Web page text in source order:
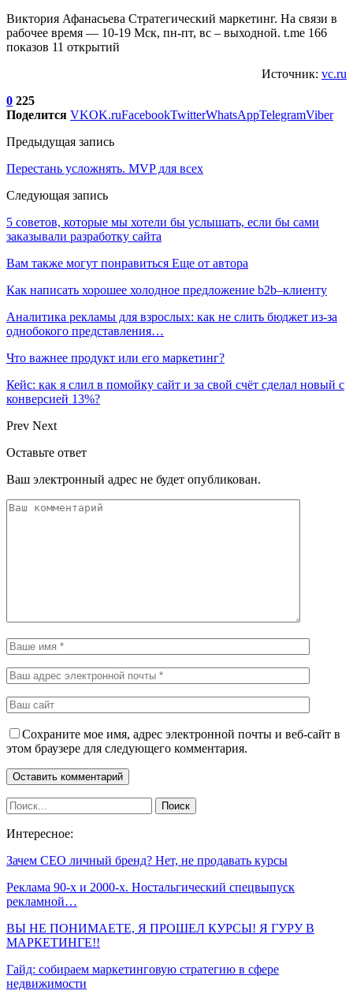
Виктория Афанасьева Стратегический маркетинг. На связи в
рабочее время — 10-19 Мск, пн-пт, вс – выходной. t.me 166
показов 11 открытий
Источник: vc.ru
0 225
Поделится VKOK.ruFacebookTwitterWhatsAppTelegramViber
Предыдущая запись
Перестань усложнять. MVP для всех
Следующая запись
5 советов, которые мы хотели бы услышать, если бы сами
заказывали разработку сайта
Вам также могут понравиться Еще от автора
Как написать хорошее холодное предложение b2b–клиенту
Аналитика рекламы для взрослых: как не слить бюджет из-за
однобокого представления…
Что важнее продукт или его маркетинг?
Кейс: как я слил в помойку сайт и за свой счёт сделал новый с
конверсией 13%?
Prev Next
Оставьте ответ
Ваш электронный адрес не будет опубликован.
Сохраните мое имя, адрес электронной почты и веб-сайт в
этом браузере для следующего комментария.
Интересное:
Зачем CEO личный бренд? Нет, не продавать курсы
Реклама 90-х и 2000-х. Ностальгический спецвыпуск
рекламной…
ВЫ НЕ ПОНИМАЕТЕ, Я ПРОШЕЛ КУРСЫ! Я ГУРУ В
МАРКЕТИНГЕ!!
Гайд: собираем маркетинговую стратегию в сфере
недвижимости